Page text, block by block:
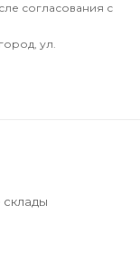
согласования с
ул.